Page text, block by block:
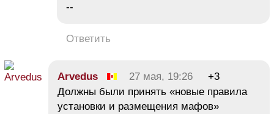
--
Ответить
Arvedus 27 мая, 19:26
+3
Должны были принять «новые правила
установки и размещения мафов»